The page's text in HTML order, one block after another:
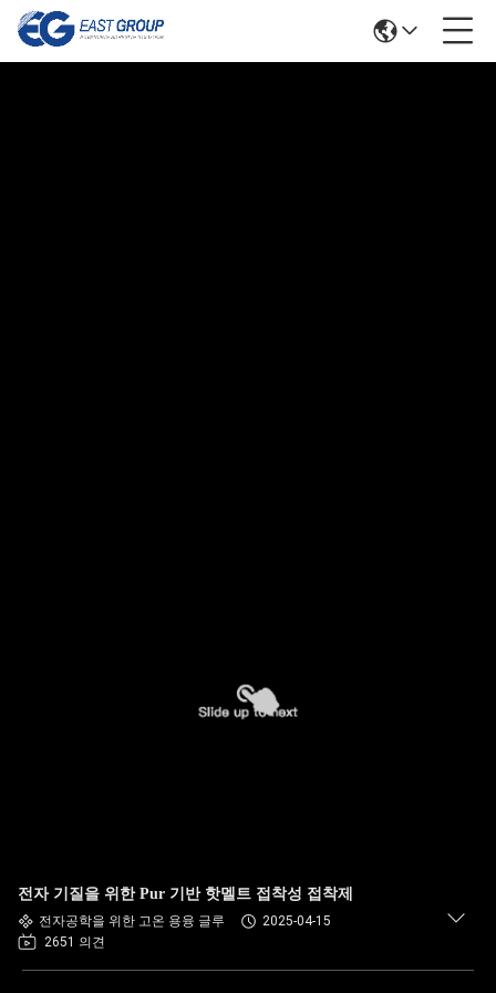
전자 기질을 위한 Pur 기반 핫멜트 접착성 접착제
전자공학을 위한 고온 용융 글루
2025-04-15
2651 의견